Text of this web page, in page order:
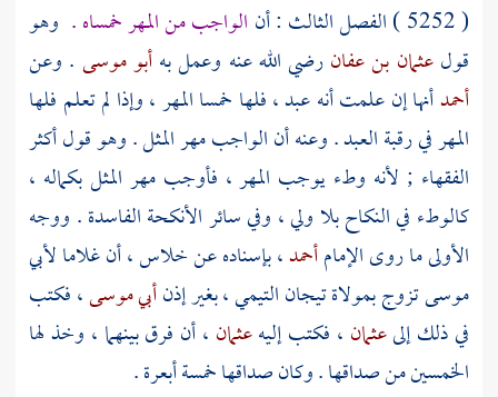
( 5252 ) الفصل الثالث : أن الواجب من المهر خمساه . وهو
قولعثمان بن عفانرضي الله عنه وعمل بهأبو موسى . وعن
أحمدأنها إن علمت أنه عبد ، فلها خمسا المهر ، وإذا لم تعلم فلها
المهر في رقبة العبد . وعنه أن الواجب مهر المثل . وهو قول أكثر
الفقهاء ; لأنه وطء يوجب المهر ، فأوجب مهر المثل بكماله ،
كالوطء في النكاح بلا ولي ، وفي سائر الأنكحة الفاسدة . ووجه
الأولى ما روى الإمامأحمد، بإسناده عنخلاس، أن غلامالأبي
موسىتزوج بمولاةتيجان التيمي، بغير إذنأبي موسى، فكتب
في ذلك إلىعثمان ، فكتب إليهعثمان ، أن فرق بينهما ، وخذ لها
الخمسين من صداقها . وكان صداقها خمسة أبعرة .